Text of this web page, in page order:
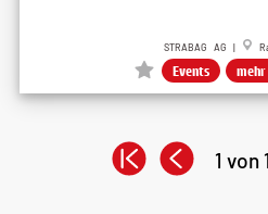
STRABAG AG |
Events
1 von 1